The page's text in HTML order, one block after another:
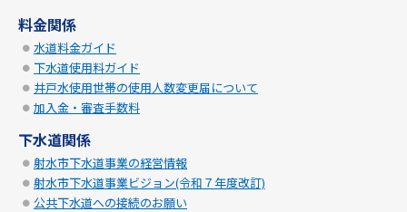
料金関係
水道料金ガイド
下水道使用料ガイド
井戸水使用世帯の使用人数変更届について
加入金・審査手数料
下水道関係
射水市下水道事業の経営情報
射水市下水道事業ビジョン(令和７年度改訂)
公共下水道への接続のお願い